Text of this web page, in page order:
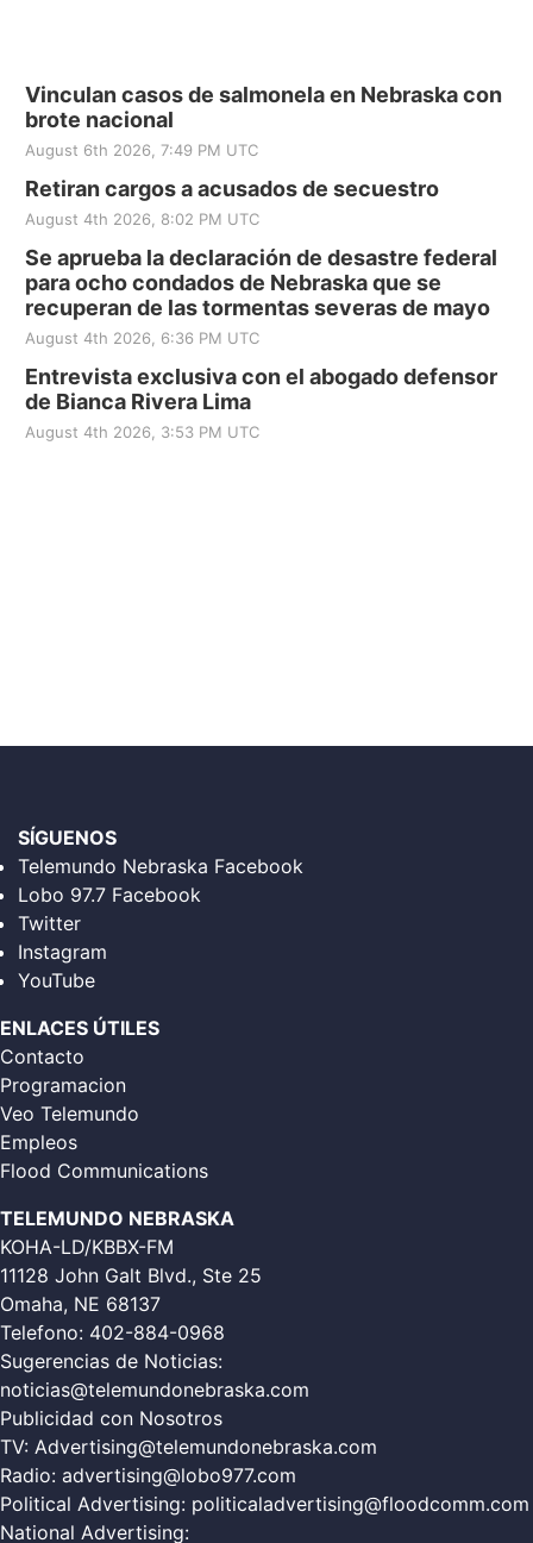
Vinculan casos de salmonela en Nebraska con
brote nacional
August 6th 2026, 7:49 PM UTC
Retiran cargos a acusados de secuestro
August 4th 2026, 8:02 PM UTC
Se aprueba la declaración de desastre federal
para ocho condados de Nebraska que se
recuperan de las tormentas severas de mayo
August 4th 2026, 6:36 PM UTC
Entrevista exclusiva con el abogado defensor
de Bianca Rivera Lima
August 4th 2026, 3:53 PM UTC
SÍGUENOS
Telemundo Nebraska Facebook
Lobo 97.7 Facebook
Twitter
Instagram
YouTube
ENLACES ÚTILES
Contacto
Programacion
Veo Telemundo
Empleos
Flood Communications
TELEMUNDO NEBRASKA
KOHA-LD/KBBX-FM
11128 John Galt Blvd., Ste 25
Omaha, NE 68137
Telefono: 402-884-0968
Sugerencias de Noticias:
noticias@telemundonebraska.com
Publicidad con Nosotros
TV: Advertising@telemundonebraska.com
Radio: advertising@lobo977.com
Political Advertising: politicaladvertising@floodcomm.com
National Advertising: